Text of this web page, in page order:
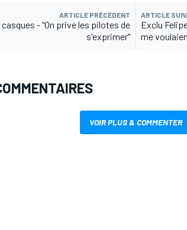
ARTICLE PRÉCÉDENT
- "On prive les pilotes de
s'exprimer"
ARTICLE
Exclu
me
VOIR PLUS & COMMENTER